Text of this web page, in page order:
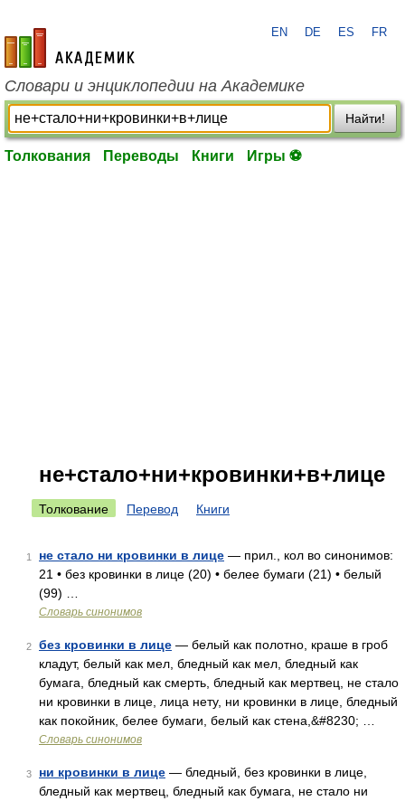
academic.ru
EN DE ES FR
Словари и энциклопедии на Академике
Найти!
Толкования Переводы Книги Игры ⚽
не+стало+ни+кровинки+в+лице
Толкование Перевод Книги
1 не стало ни кровинки в лице — прил., кол во синонимов:
21 • без кровинки в лице (20) • белее бумаги (21) • белый
(99) …
Словарь синонимов
2 без кровинки в лице — белый как полотно, краше в гроб
кладут, белый как мел, бледный как мел, бледный как
бумага, бледный как смерть, бледный как мертвец, не стало
ни кровинки в лице, лица нету, ни кровинки в лице, бледный
как покойник, белее бумаги, белый как стена,&#8230; …
Словарь синонимов
3 ни кровинки в лице — бледный, без кровинки в лице,
бледный как мертвец, бледный как бумага, не стало ни